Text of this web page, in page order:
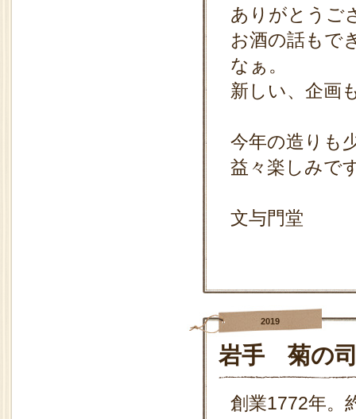
ありがとうご
お酒の話もで
なぁ。
新しい、企画
今年の造りも
益々楽しみで
文与門堂
2019
岩手 菊の司
創業1772年。